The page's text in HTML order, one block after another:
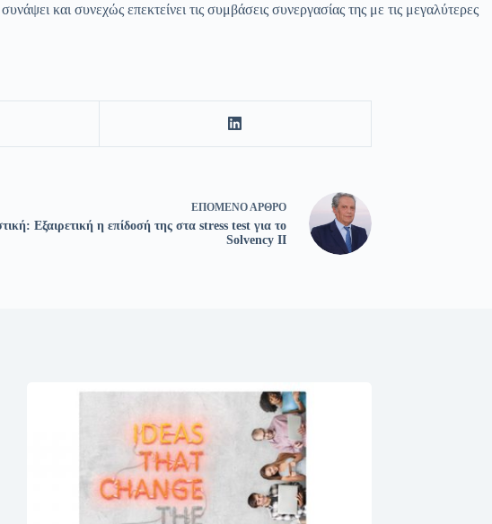
και συνεχώς επεκτείνει τις συμβάσεις συνεργασίας της με τις μεγαλύτερες
ΕΠΌΜΕΝΟΆΡΘΡΟ
Εξαιρετική η επίδοσή της στα stress test για το
Solvency II